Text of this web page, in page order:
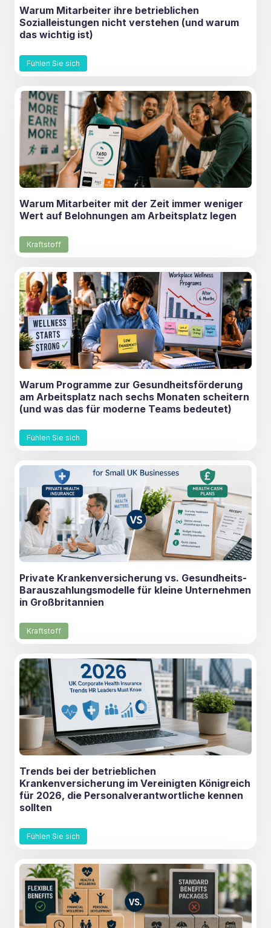
Warum Mitarbeiter ihre betrieblichen
Sozialleistungen nicht verstehen (und warum
das wichtig ist)
Fühlen Sie sich
Warum Mitarbeiter mit der Zeit immer weniger
Wert auf Belohnungen am Arbeitsplatz legen
Kraftstoff
Warum Programme zur Gesundheitsförderung
am Arbeitsplatz nach sechs Monaten scheitern
(und was das für moderne Teams bedeutet)
Fühlen Sie sich
Private Krankenversicherung vs. Gesundheits-
Barauszahlungsmodelle für kleine Unternehmen
in Großbritannien
Kraftstoff
Trends bei der betrieblichen
Krankenversicherung im Vereinigten Königreich
für 2026, die Personalverantwortliche kennen
sollten
Fühlen Sie sich